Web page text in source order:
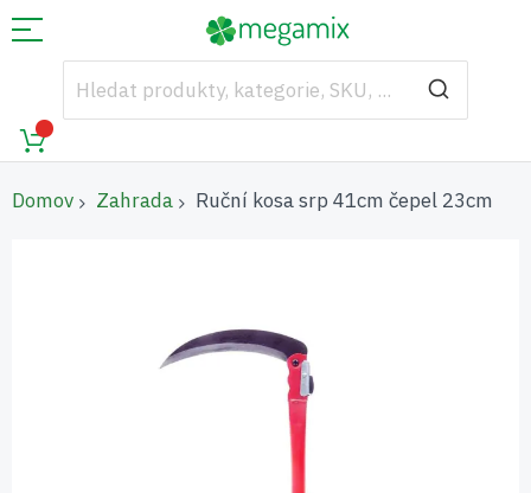
Domov Zahrada Ruční kosa srp 41cm čepel 23cm